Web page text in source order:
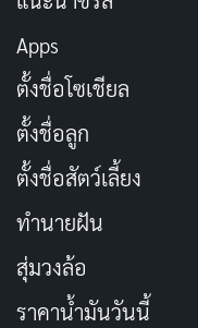
Apps
ตั้งชื่อโซเชียล
ตั้งชื่อลูก
ตั้งชื่อสัตว์เลี้ยง
ทำนายฝัน
สุ่มวงล้อ
ราคาน้ำมันวันนี้